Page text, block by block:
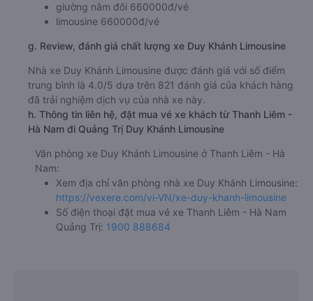
giường nằm đôi 660000đ/vé
limousine 660000đ/vé
g. Review, đánh giá chất lượng xe Duy Khánh Limousine
Nhà xe Duy Khánh Limousine được đánh giá với số điểm
trung bình là 4.0/5 dựa trên 821 đánh giá của khách hàng
đã trải nghiệm dịch vụ của nhà xe này.
h. Thông tin liên hệ, đặt mua vé xe khách từ Thanh Liêm -
Hà Nam đi Quảng Trị Duy Khánh Limousine
Văn phòng xe Duy Khánh Limousine ở Thanh Liêm - Hà
Nam:
Xem địa chỉ văn phòng nhà xe Duy Khánh Limousine:
https://vexere.com/vi-VN/xe-duy-khanh-limousine
Số điện thoại đặt mua vé xe Thanh Liêm - Hà Nam
Quảng Trị: 1900 888684